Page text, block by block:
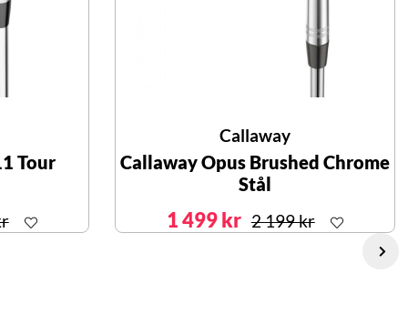
Tour
Callaway
Callaway Opus Brushed Chrome
Stål
1 499 kr 2 199 kr